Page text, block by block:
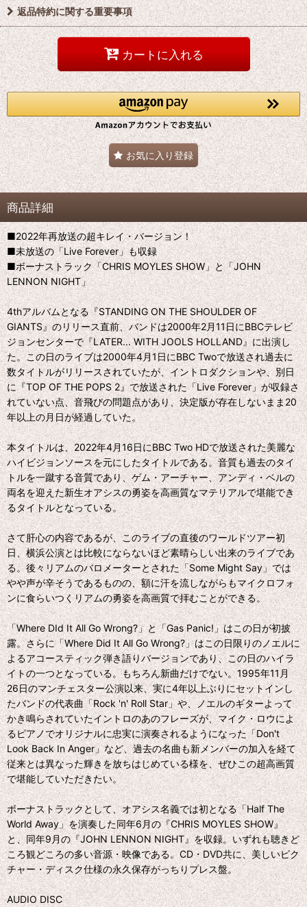
返品特約に関する重要事項
カートに入れる
お気に入り登録
商品詳細
■2022年再放送の超キレイ・バージョン！
■未放送の「Live Forever」も収録
■ボーナストラック「CHRIS MOYLES SHOW」と「JOHN
LENNON NIGHT」
4thアルバムとなる『STANDING ON THE SHOULDER OF
GIANTS』のリリース直前、バンドは2000年2月11日にBBCテレビ
ジョンセンターで『LATER... WITH JOOLS HOLLAND』に出演し
た。この日のライブは2000年4月1日にBBC Twoで放送され過去に
数タイトルがリリースされていたが、イントロダクションや、別日
に『TOP OF THE POPS 2』で放送された「Live Forever」が収録さ
れていない点、音飛びの問題点があり、決定版が存在しないまま20
年以上の月日が経過していた。
本タイトルは、2022年4月16日にBBC Two HDで放送された美麗な
ハイビジョンソースを元にしたタイトルである。音質も過去のタイ
トルを一蹴する音質であり、ゲム・アーチャー、アンディ・ベルの
両名を迎えた新生オアシスの勇姿を高画質なマテリアルで堪能でき
るタイトルとなっている。
さて肝心の内容であるが、このライブの直後のワールドツアー初
日、横浜公演とは比較にならないほど素晴らしい出来のライブであ
る。後々リアムのバロメーターとされた「Some Might Say」では
やや声が辛そうであるものの、額に汗を流しながらもマイクロフォ
ンに食らいつくリアムの勇姿を高画質で拝むことができる。
「Where DId It All Go Wrong?」と「Gas Panic!」はこの日が初披
露。さらに「Where Did It All Go Wrong?」はこの日限りのノエルに
よるアコースティック弾き語りバージョンであり、この日のハイラ
イトの一つとなっている。もちろん新曲だけでない。1995年11月
26日のマンチェスター公演以来、実に4年以上ぶりにセットインし
たバンドの代表曲「Rock 'n' Roll Star」や、ノエルのギターよって
かき鳴らされていたイントロのあのフレーズが、マイク・ロウによ
るピアノでオリジナルに忠実に演奏されるようになった「Don't
Look Back In Anger」など、過去の名曲も新メンバーの加入を経て
従来とは異なった輝きを放ちはじめている様を、ぜひこの超高画質
で堪能していただきたい。
ボーナストラックとして、オアシス名義では初となる「Half The
World Away」を演奏した同年6月の『CHRIS MOYLES SHOW』
と、同年9月の『JOHN LENNON NIGHT』を収録。いずれも聴きど
ころ観どころの多い音源・映像である。CD・DVD共に、美しいピク
チャー・ディスク仕様の永久保存がっちりプレス盤。
AUDIO DISC